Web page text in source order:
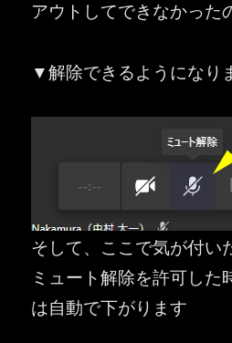
アウトしてできなかった
▼解除できるようになり
そして、ここで気が付い
ミュート解除を許可した
は自動で下がります